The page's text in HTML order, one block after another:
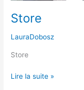
Store
LauraDobosz
Store
Lire la suite »